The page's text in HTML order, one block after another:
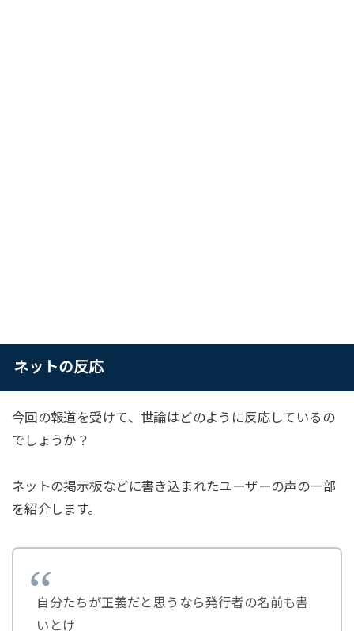
ネットの反応
今回の報道を受けて、世論はどのように反応しているの
でしょうか？
ネットの掲示板などに書き込まれたユーザーの声の一部
を紹介します。
自分たちが正義だと思うなら発行者の名前も書
いとけ